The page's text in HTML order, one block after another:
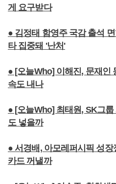
게 요구받다
● 김정태 함영주 국감 출석
타 집중돼 '난처'
● [오늘Who] 이해진, 문재인
속도 내나
● [오늘Who] 최태원, SK그
도 넣을까
● 서경배, 아모레퍼시픽 성
카드 꺼낼까